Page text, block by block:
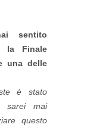
sentito
la Finale
una delle
è stato
sarei mai
questo